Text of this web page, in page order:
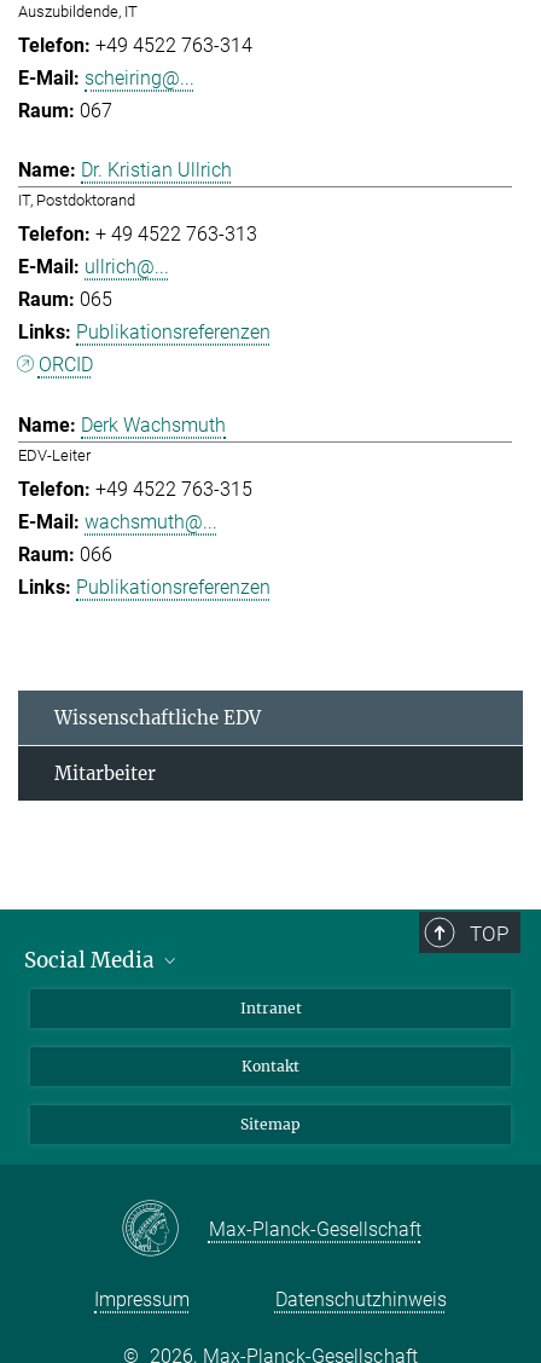
Auszubildende, IT
+49 4522 763-314
scheiring@...
067
Dr. Kristian Ullrich
IT, Postdoktorand
+ 49 4522 763-313
ullrich@...
065
Publikationsreferenzen
ORCID
Derk Wachsmuth
EDV-Leiter
+49 4522 763-315
wachsmuth@...
066
Publikationsreferenzen
Wissenschaftliche EDV
Mitarbeiter
TOP
Social Media
Intranet
Kontakt
Sitemap
Max-Planck-Gesellschaft
Impressum Datenschutzhinweis
© 2026, Max-Planck-Gesellschaft